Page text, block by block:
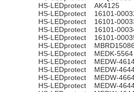
HS-LEDprotect AK4125
HS-LEDprotect 16101-
HS-LEDprotect 16101-
HS-LEDprotect 16101-
HS-LEDprotect 16101-
HS-LEDprotect
HS-LEDprotect MEDK-5564
HS-LEDprotect MEDW-
HS-LEDprotect MEDW-
HS-LEDprotect MEDW-
HS-LEDprotect MEDW-